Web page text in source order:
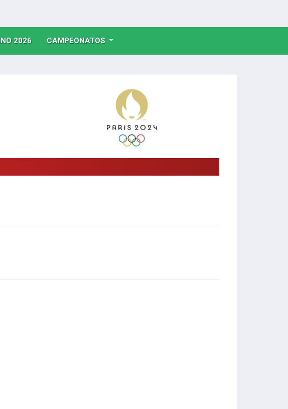
2026(CURRENT)
CAMPEONATOS